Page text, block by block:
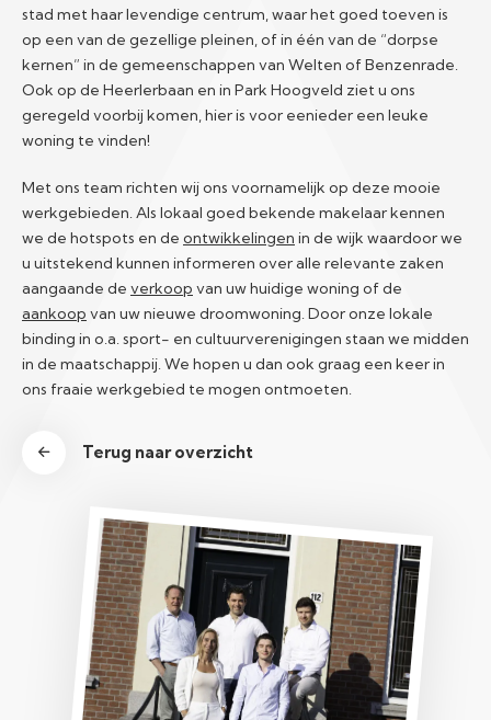
stad met haar levendige centrum, waar het goed toeven is
op een van de gezellige pleinen, of in één van de “dorpse
kernen” in de gemeenschappen van Welten of Benzenrade.
Ook op de Heerlerbaan en in Park Hoogveld ziet u ons
geregeld voorbij komen, hier is voor eenieder een leuke
woning te vinden!
Met ons team richten wij ons voornamelijk op deze mooie
werkgebieden. Als lokaal goed bekende makelaar kennen
we de hotspots en de ontwikkelingen in de wijk waardoor we
u uitstekend kunnen informeren over alle relevante zaken
aangaande de verkoop van uw huidige woning of de
aankoop van uw nieuwe droomwoning. Door onze lokale
binding in o.a. sport- en cultuurverenigingen staan we midden
in de maatschappij. We hopen u dan ook graag een keer in
ons fraaie werkgebied te mogen ontmoeten.
Terug naar overzicht